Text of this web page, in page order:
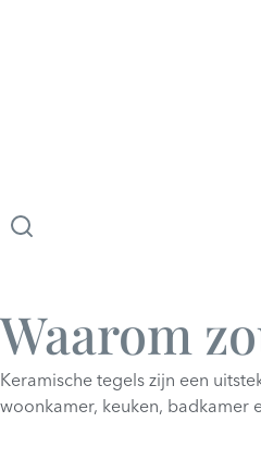
Waarom
Keramische tegels zijn een
woonkamer, keuken, badkamer